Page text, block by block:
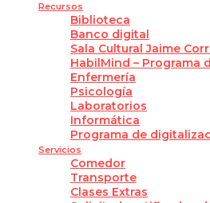
Recursos
Biblioteca
Banco digital
Sala Cultural Jaime
HabilMind – Programa
Enfermería
Psicología
Laboratorios
Informática
Programa de
Servicios
Comedor
Transporte
Clases Extras